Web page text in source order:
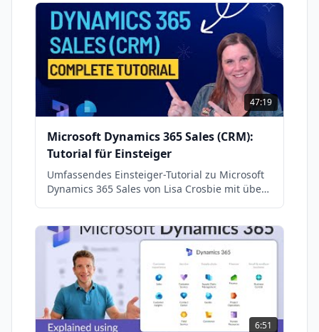
47:19
Microsoft Dynamics 365 Sales (CRM):
Tutorial für Einsteiger
Umfassendes Einsteiger-Tutorial zu Microsoft
Dynamics 365 Sales von Lisa Crosbie mit über
6:51